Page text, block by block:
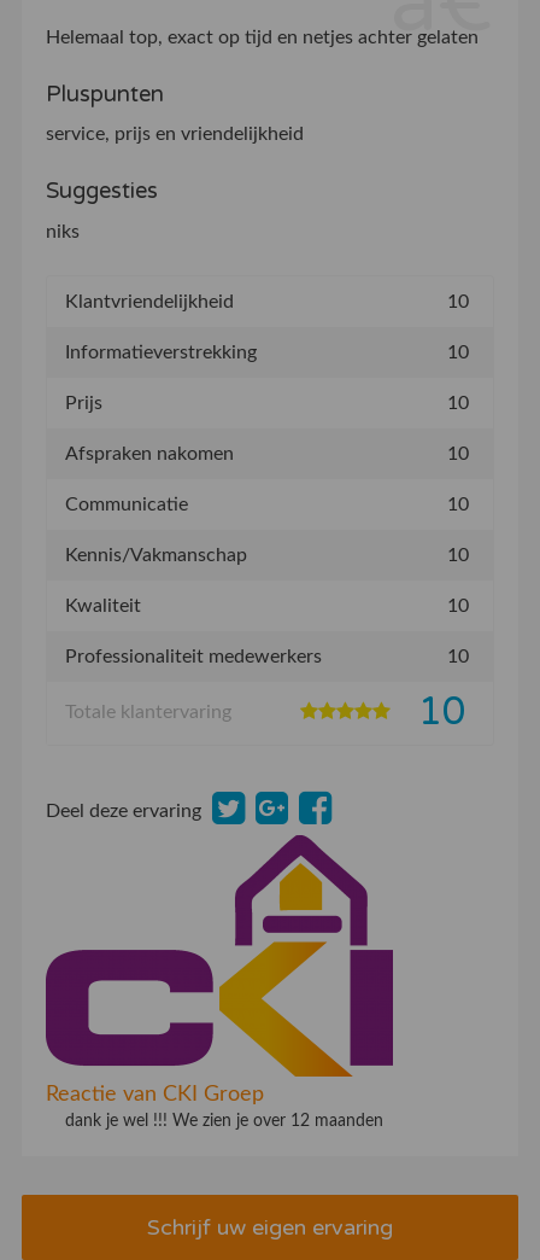
Helemaal top, exact op tijd en netjes achter gelaten
Pluspunten
service, prijs en vriendelijkheid
Suggesties
niks
Klantvriendelijkheid 10
Informatieverstrekking 10
Prijs 10
Afspraken nakomen 10
Communicatie 10
Kennis/Vakmanschap 10
Kwaliteit 10
Professionaliteit medewerkers 10
Totale klantervaring 10
Deel deze ervaring
Reactie van CKI Groep
dank je wel !!! We zien je over 12 maanden
Schrijf uw eigen ervaring